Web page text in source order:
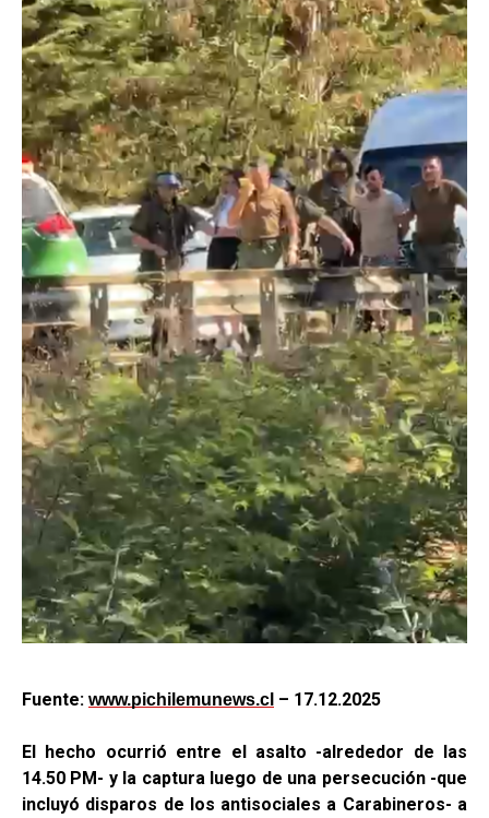
Fuente: www.pichilemunews.cl – 17.12.2025
El hecho ocurrió entre el asalto -alrededor de las
14.50 PM- y la captura luego de una persecución -que
incluyó disparos de los antisociales a Carabineros- a